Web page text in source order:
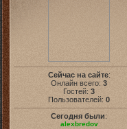
Сейчас на сайте:
Онлайн всего: 3
Гостей: 3
Пользователей: 0
Сегодня были:
alexbredov